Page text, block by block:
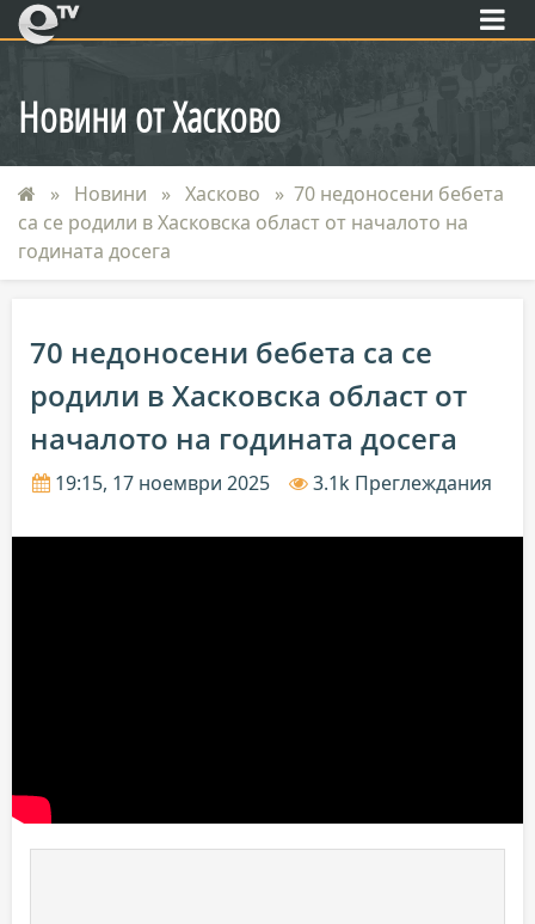
eTV
Новини от Хасково
Новини Хасково
70 недоносени бебета
са се родили в Хасковска област от началото на
годината досега
70 недоносени бебета са се
родили в Хасковска област от
началото на годината досега
19:15, 17 ноември 2025 3.1k Преглеждания